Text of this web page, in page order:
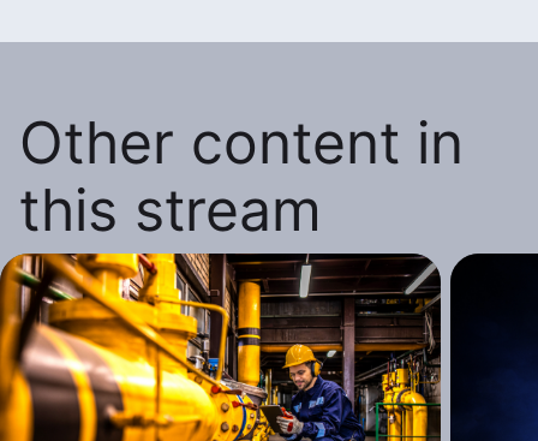
Other content in
this stream